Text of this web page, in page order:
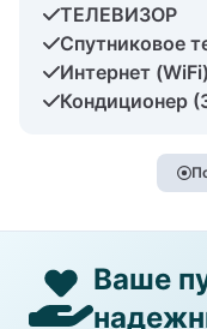
ТЕЛЕВИЗОР
Спутниковое
Интернет (WiFi)
Кондиционер
Ваше